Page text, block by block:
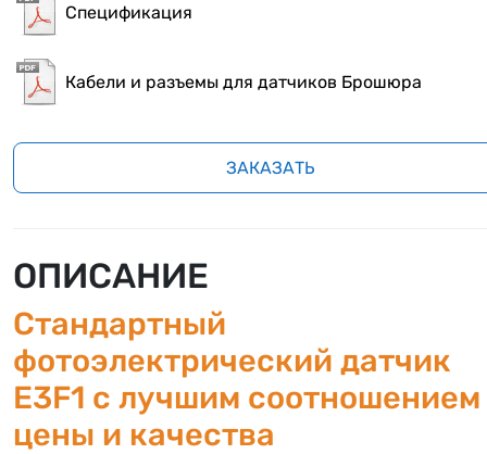
Спецификация
Кабели и разъемы для датчиков Брошюра
ЗАКАЗАТЬ
ОПИСАНИЕ
Стандартный
фотоэлектрический датчик
E3F1 с лучшим соотношением
цены и качества